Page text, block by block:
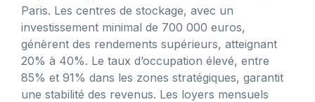
Paris. Les centres de stockage, avec un
investissement minimal de 700 000 euros,
génèrent des rendements supérieurs, atteignant
20% à 40%. Le taux d’occupation élevé, entre
85% et 91% dans les zones stratégiques, garantit
une stabilité des revenus. Les loyers mensuels